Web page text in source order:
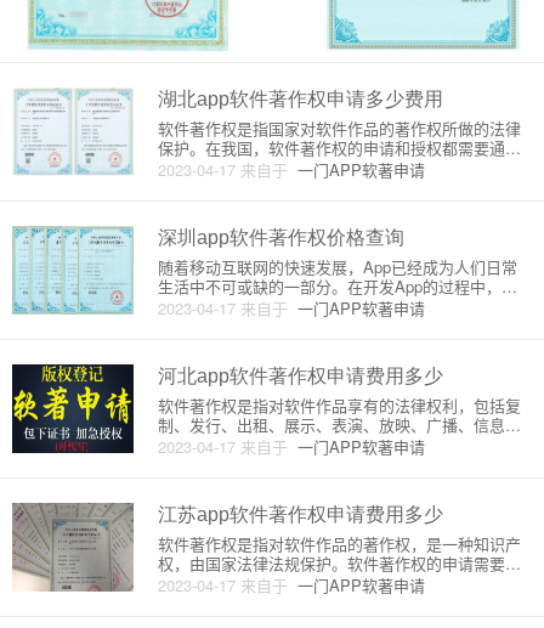
湖北app软件著作权申请多少费用
2023-04-17 来自于 一门APP软著申请
软件著作权是指国家对软件作品的著作权所做的法律
保护。在我国，软件著作权的申请和授权都需要通过
国家版权局进行。下面将介绍湖北app软件著作权申请
是指申请软件著作权
深圳app软件著作权价格查询
2023-04-17 来自于 一门APP软著申请
随着移动互联网的快速发展，App已经成为人们日常
生活中不可或缺的一部分。在开发App的过程中，软
件著作权的申请和保护显得尤为重要。那么，在深圳
作权的价格是根据不同
河北app软件著作权申请费用多少
2023-04-17 来自于 一门APP软著申请
软件著作权是指对软件作品享有的法律权利，包括复
制、发行、出租、展示、表演、放映、广播、信息网
络传播等。在中国，软件著作权的申请和授权由国家
著作权的申请费用是由国家版权
江苏app软件著作权申请费用多少
2023-04-17 来自于 一门APP软著申请
软件著作权是指对软件作品的著作权，是一种知识产
权，由国家法律法规保护。软件著作权的申请需要向
国家知识产权局提交申请，并支付相应的申请费用。